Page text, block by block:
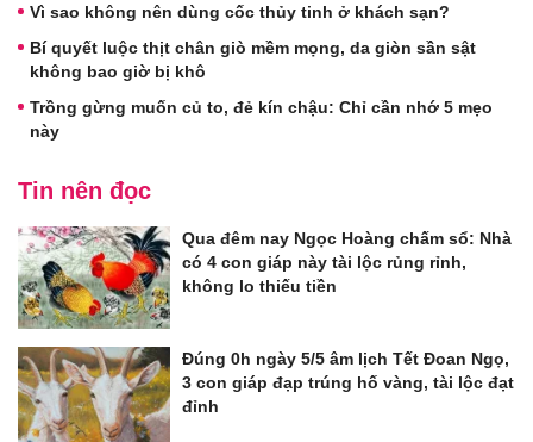
Vì sao không nên dùng cốc thủy tinh ở khách sạn?
Bí quyết luộc thịt chân giò mềm mọng, da giòn sần sật
không bao giờ bị khô
Trồng gừng muốn củ to, đẻ kín chậu: Chỉ cần nhớ 5 mẹo
này
Tin nên đọc
Qua đêm nay Ngọc Hoàng chấm sổ: Nhà
có 4 con giáp này tài lộc rủng rỉnh,
không lo thiếu tiền
Đúng 0h ngày 5/5 âm lịch Tết Đoan Ngọ,
3 con giáp đạp trúng hố vàng, tài lộc đạt
đỉnh